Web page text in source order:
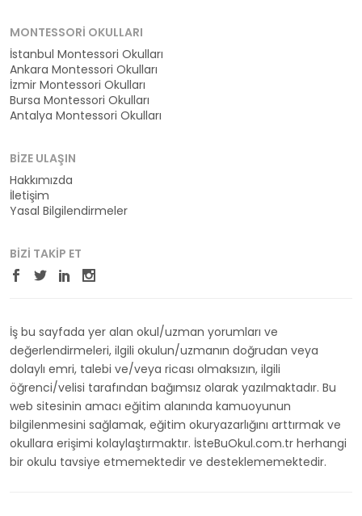
MONTESSORI OKULLARI
İstanbul Montessori Okulları
Ankara Montessori Okulları
İzmir Montessori Okulları
Bursa Montessori Okulları
Antalya Montessori Okulları
BIZE ULAŞIN
Hakkımızda
İletişim
Yasal Bilgilendirmeler
BIZI TAKIP ET
İş bu sayfada yer alan okul/uzman yorumları ve
değerlendirmeleri, ilgili okulun/uzmanın doğrudan veya
dolaylı emri, talebi ve/veya ricası olmaksızın, ilgili
öğrenci/velisi tarafından bağımsız olarak yazılmaktadır. Bu
web sitesinin amacı eğitim alanında kamuoyunun
bilgilenmesini sağlamak, eğitim okuryazarlığını arttırmak ve
okullara erişimi kolaylaştırmaktır. İsteBuOkul.com.tr herhangi
bir okulu tavsiye etmemektedir ve desteklememektedir.